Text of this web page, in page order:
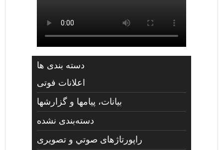
دسته بندی ها
اعلانات فوتی
بیانات، پیامها و گزارشها
دسته‌بندی نشده
راپورتاژهای صوتي و تصويری